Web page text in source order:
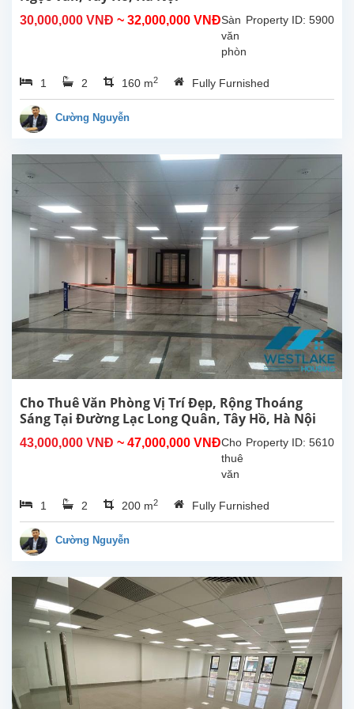
vực
Tây
Hồ,...
30,000,000 VNĐ ~ 32,000,000 VNĐ Property ID: 5900
Sàn
văn
phòng
thuê
nằm
phố
Ngọc
Vân,
Tây
Hồ,
Hà
Nội.
Thích
hợp
làm
phòng,
hàng
hoặc
hàng......
1 2 160 m2 Fully Furnished
Cường Nguyễn
Cho Thuê Văn Phòng Vị Trí Đẹp, Rộng Thoáng
Sáng Tại Đường Lạc Long Quân, Tây Hồ, Hà Nội
43,000,000 VNĐ ~ 47,000,000 VNĐ Property ID: 5610
Cho
thuê
văn
diện
tích
Lạc
Long
quận
Tây
Hồ,
Hà
Nội.
1 2 200 m2 Fully Furnished
Cường Nguyễn